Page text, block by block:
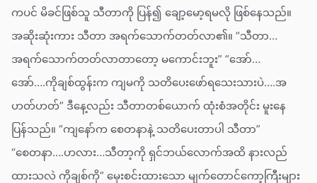
ကပင် မိခင်ဖြစ်သူ သီတာကို ပြန်၍ ချော့မော့ရမလို ဖြစ်နေသည်။
အဆိုးဆုံးကား သီတာ အရက်သောက်တတ်လာ၏။ “သီတာ…
အရက်သောက်တတ်လာတာတော့ မကောင်းဘူး” “အော်…
အော်….ကိုချစ်ထွန်းက ကျမကို သတိပေးဖော်ရသေးသားပဲ….အ
ဟတ်ဟတ်” ဒီနေ့လည်း သီတာတစ်ယောက် ထုံးစံအတိုင်း မူးနေ
ပြန်သည်။ “ကျနော်က စေတနာနဲ့ သတိပေးတာပါ သီတာ”
“စေတနာ….ဟလား…သီတာ့ကို ရှင်ဘယ်လောက်အထိ နားလည်
ထားသလဲ ကိုချစ်ကို” မှေးစင်းထားသော မျက်တောင်ကော့ကြီးများ